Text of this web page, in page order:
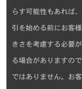
らす可能性もあれば
引を始める前にお客
きさを考慮する必要
る場合がありますの
ではありません。お